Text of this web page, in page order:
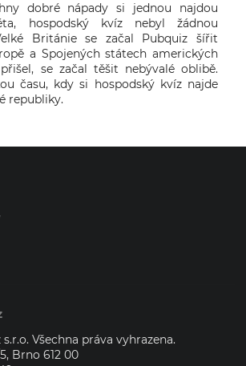
dobré nápady si jednou najdou
hospodský kvíz nebyl žádnou
Británie se začal Pubquiz šířit
a Spojených státech amerických
se začal těšit nebývalé oblibě.
času, kdy si hospodský kvíz najde
republiky.
Všechna práva vyhrazena.
Brno 612 00